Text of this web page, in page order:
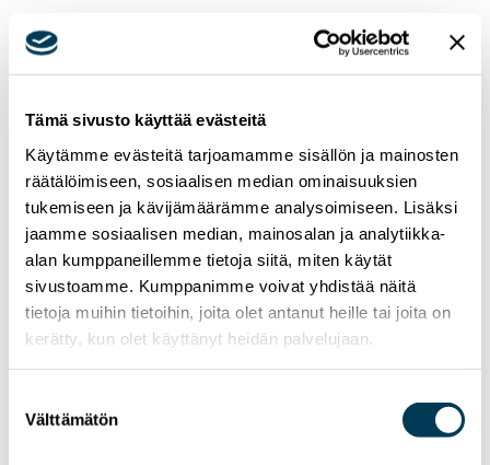
Tämä sivusto käyttää evästeitä
Käytämme evästeitä tarjoamamme sisällön ja mainosten
räätälöimiseen, sosiaalisen median ominaisuuksien
tukemiseen ja kävijämäärämme analysoimiseen. Lisäksi
jaamme sosiaalisen median, mainosalan ja analytiikka-
alan kumppaneillemme tietoja siitä, miten käytät
sivustoamme. Kumppanimme voivat yhdistää näitä
tietoja muihin tietoihin, joita olet antanut heille tai joita on
kerätty, kun olet käyttänyt heidän palvelujaan.
valinta
Välttämätön